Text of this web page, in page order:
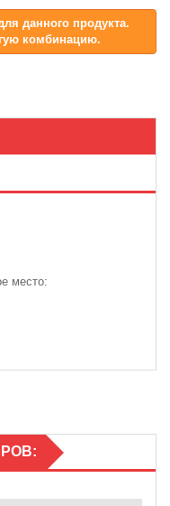
данного продукта.
комбинацию.
место: